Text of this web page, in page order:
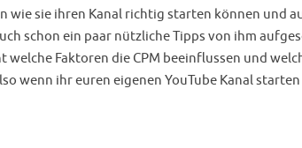
wie sie ihren Kanal richtig starten können und
schon ein paar nützliche Tipps von ihm
welche Faktoren die CPM beeinflussen und
wenn ihr euren eigenen YouTube Kanal